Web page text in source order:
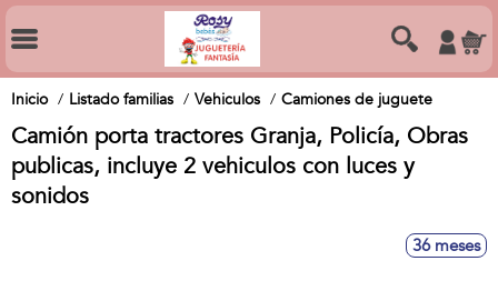
Inicio Listado familias Vehiculos Camiones de juguete
Camión porta tractores Granja, Policía, Obras
publicas, incluye 2 vehiculos con luces y
sonidos
36 meses